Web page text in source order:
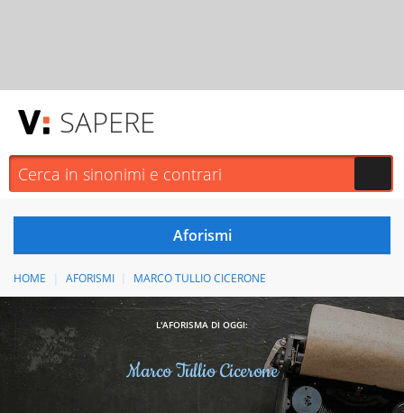
SAPERE
HOME AFORISMI MARCO TULLIO CICERONE
L'AFORISMA DI OGGI:
Marco Tullio Cicerone